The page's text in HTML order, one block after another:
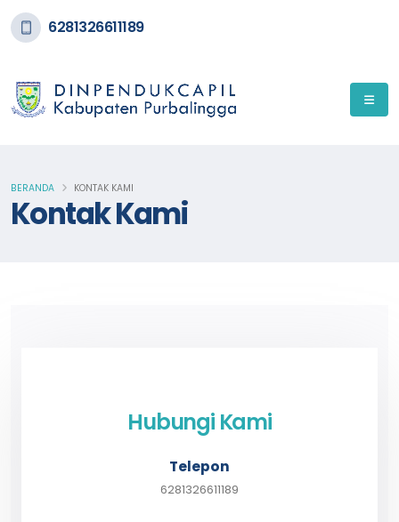
6281326611189
Kontak Kami
BERANDA KONTAK KAMI
Hubungi Kami
Telepon
6281326611189